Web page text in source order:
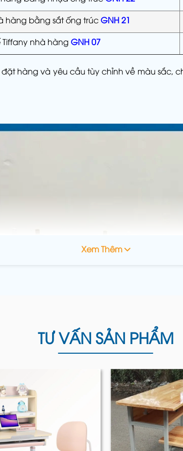
hàng bằng sắt ống trúcGNH 21
Tiffany nhà hàng GNH 07
hàng và yêu cầu tùy chỉnh về màu sắc,
Xem Thêm
TƯ VẤN SẢN PHẨM